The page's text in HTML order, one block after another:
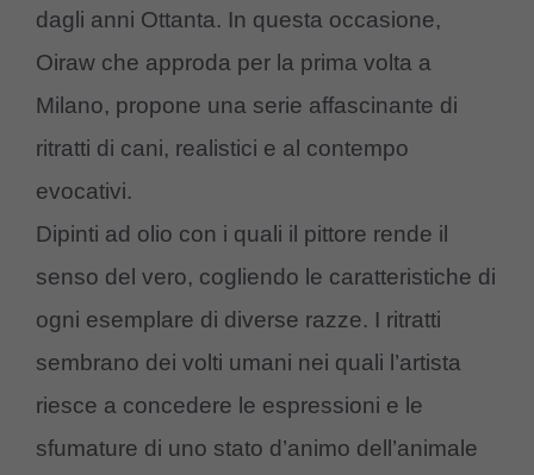
dagli anni Ottanta. In questa occasione,
Oiraw che approda per la prima volta a
Milano, propone una serie affascinante di
ritratti di cani, realistici e al contempo
evocativi.
Dipinti ad olio con i quali il pittore rende il
senso del vero, cogliendo le caratteristiche di
ogni esemplare di diverse razze. I ritratti
sembrano dei volti umani nei quali l’artista
riesce a concedere le espressioni e le
sfumature di uno stato d’animo dell’animale